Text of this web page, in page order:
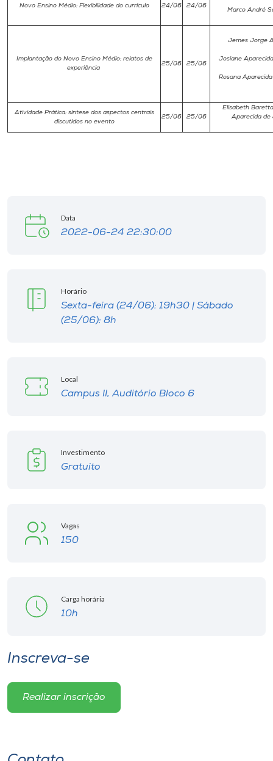
Novo Ensino Médio: Flexibilidade do currículo 24/06 24/06
Marco André
Implantação do Novo Ensino Médio: relatos de
experiência
25/06 25/06
Jemes Jorge
Josiane
Rosana
Atividade Prática: síntese dos aspectos centrais
discutidos no evento
25/06 25/06
Elisabeth
Aparecida de
Data
2022-06-24 22:30:00
Horário
Sexta-feira (24/06): 19h30 | Sábado
(25/06): 8h
Local
Campus II, Auditório Bloco 6
Investimento
Gratuito
Vagas
150
Carga horária
10h
Inscreva-se
Realizar inscrição